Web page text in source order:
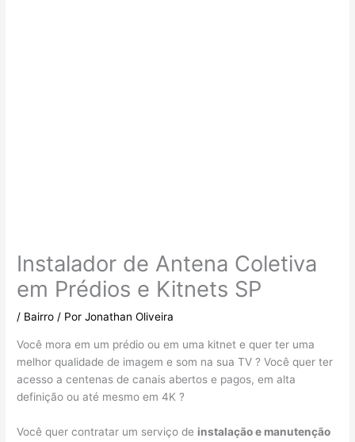
Instalador de Antena Coletiva
em Prédios e Kitnets SP
/ Bairro / PorJonathan Oliveira
Você mora em um prédio ou em uma kitnet e quer ter uma
melhor qualidade de imagem e som na sua TV ? Você quer ter
acesso a centenas de canais abertos e pagos, em alta
definição ou até mesmo em 4K ?
Você quer contratar um serviço de instalação e manutenção